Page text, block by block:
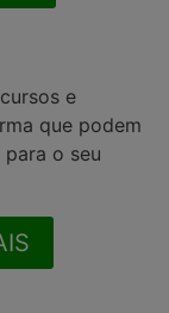
e
que podem
o seu